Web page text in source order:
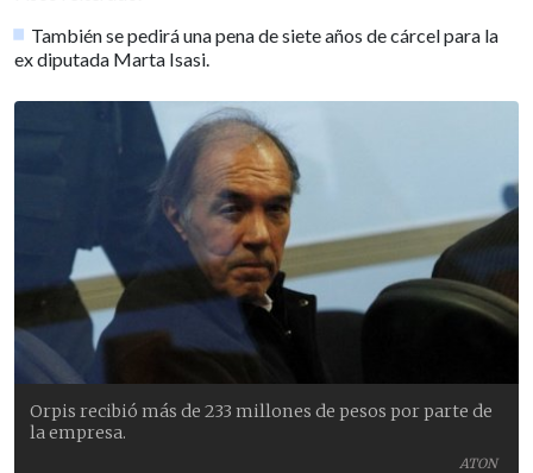
También se pedirá una pena de siete años de cárcel para la
ex diputada Marta Isasi.
ATON
Orpis recibió más de 233 millones de pesos por parte de
la empresa.